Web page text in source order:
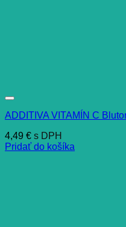
ADDITIVA VITAMÍN C
4,49 € s DPH
Pridať do košíka